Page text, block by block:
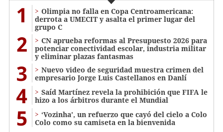
1
Olimpia no falla en Copa Centroamericana:
derrota a UMECIT y asalta el primer lugar del
grupo C
2
CN aprueba reformas al Presupuesto 2026 para
potenciar conectividad escolar, industria militar
y eliminar plazas fantasmas
3
Nuevo video de seguridad muestra crimen del
empresario Jorge Luis Castellanos en Danlí
4
Saíd Martínez revela la prohibición que FIFA le
hizo a los árbitros durante el Mundial
5
‘Vozinha’, un refuerzo que cayó del cielo a Colo
Colo como su camiseta en la bienvenida